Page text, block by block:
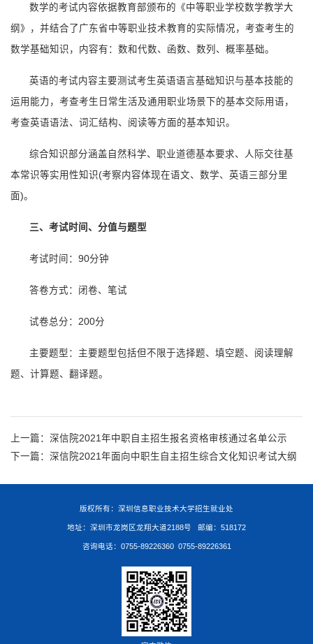
数学的考试内容依据教育部颁布的《中等职业学校数学教学大
纲》，并结合了广东省中等职业技术教育的实际情况，考查考生的
数学基础知识，内容有：数和代数、函数、数列、概率基础。
英语的考试内容主要测试考生英语语言基础知识与基本技能的
运用能力，考查考生日常生活及通用职业场景下的基本交际用语，
考查英语语法、词汇结构、阅读等方面的基本知识。
综合知识部分涵盖自然科学、职业道德基本要求、人际交往基
本常识等实用性知识(考察内容体现在语文、数学、英语三部分里
面)。
三、考试时间、分值与题型
考试时间：90分钟
答卷方式：闭卷、笔试
试卷总分：200分
主要题型：主要题型包括但不限于选择题、填空题、阅读理解
题、计算题、翻译题。
上一篇： 深信院2021年中职自主招生报名资格审核通过名单公示
下一篇： 深信院2021年面向中职生自主招生综合文化知识考试大纲
版权所有：深圳信息职业技术大学招生就业处
地址：深圳市龙岗区龙翔大道2188号 邮编：518172
咨询电话：0755-89226360 0755-89226361